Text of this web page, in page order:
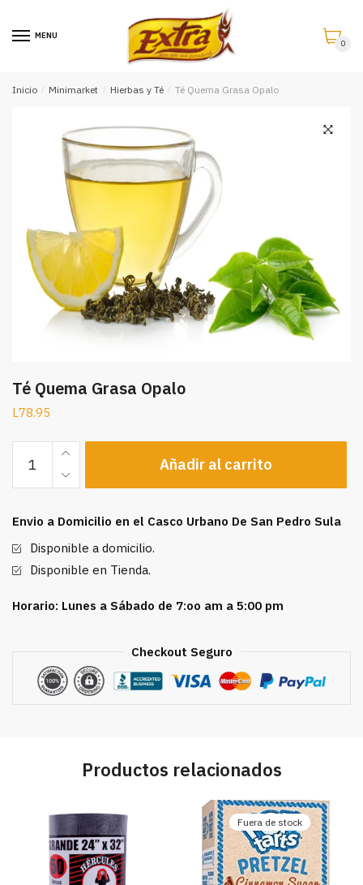
MENU
0
Inicio / Minimarket / Hierbas y Té / Té Quema Grasa Opalo
Té Quema Grasa Opalo
L78.95
Quema
Grasa
cantidad
Añadir al carrito
Envio a Domicilio en el Casco Urbano De San Pedro Sula
Disponible a domicilio.
Disponible en Tienda.
Horario: Lunes a Sábado de 7:oo am a 5:00 pm
Checkout Seguro
Productos relacionados
Fuera de stock